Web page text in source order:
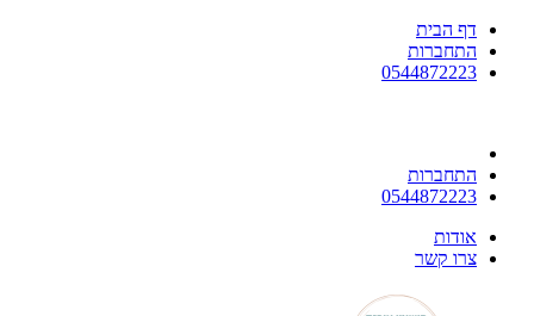
דף הבית
התחברות
0544872223
התחברות
0544872223
אודות
צרו קשר